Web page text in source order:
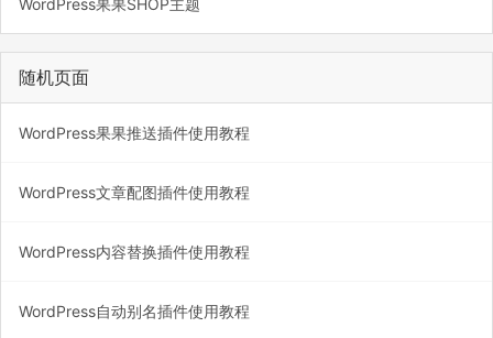
随机页面
WordPress果果推送插件使用教程
WordPress文章配图插件使用教程
WordPress内容替换插件使用教程
WordPress自动别名插件使用教程